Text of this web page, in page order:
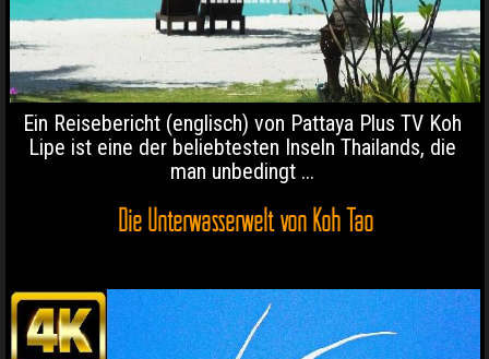
Ein Reisebericht (englisch) von Pattaya Plus TV Koh
Lipe ist eine der beliebtesten Inseln Thailands, die
man unbedingt ...
Die Unterwasserwelt von Koh Tao